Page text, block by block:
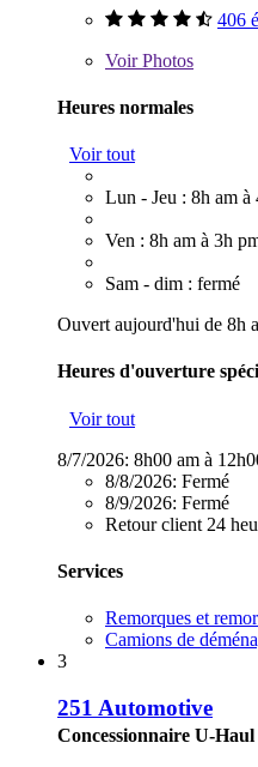
406
VoirPhotos
Heures normales
Voir tout
Lun - Jeu : 8h am à
Ven : 8h am à 3h
Sam - dim : fermé
Ouvert aujourd'hui de 8h
Heures d'ouverture
Voir tout
8/7/2026: 8h00 am à
8/8/2026: Fermé
8/9/2026: Fermé
Retour client 24
Services
Remorques et
Camions de
3
251 Automotive
Concessionnaire U-Haul